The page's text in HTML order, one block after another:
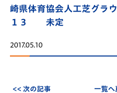
崎県体育協会人工芝
１３ 未定
2017.05.10
<< 次の記事 一覧へ